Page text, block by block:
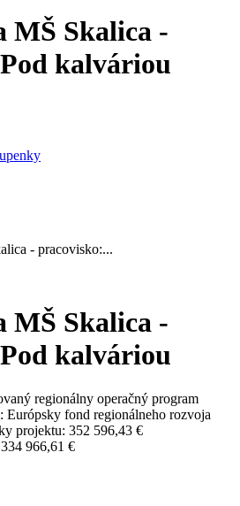
MŠ Skalica -
kalváriou
- pracovisko:...
MŠ Skalica -
kalváriou
regionálny operačný program
Európsky fond regionálneho rozvoja
projektu: 352 596,43 €
966,61 €